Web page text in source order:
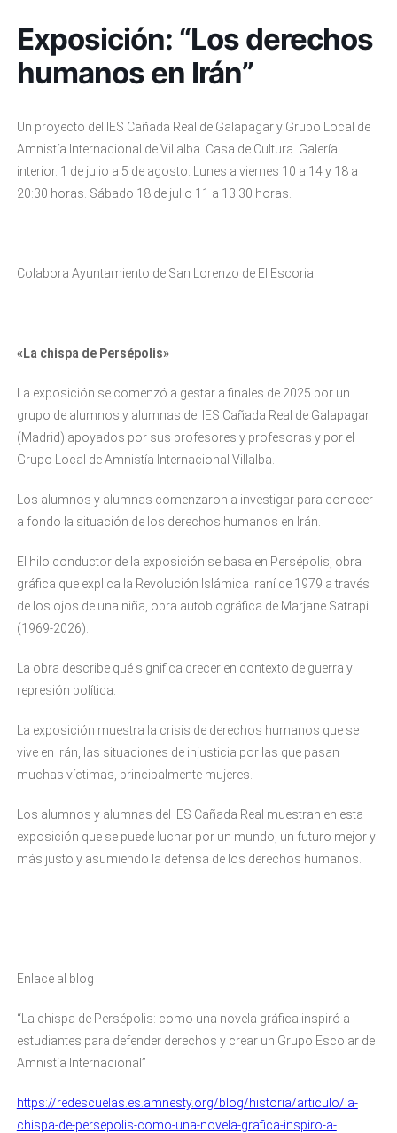
Exposición: “Los derechos
humanos en Irán”
Un proyecto del IES Cañada Real de Galapagar y Grupo Local de
Amnistía Internacional de Villalba. Casa de Cultura. Galería
interior. 1 de julio a 5 de agosto. Lunes a viernes 10 a 14 y 18 a
20:30 horas. Sábado 18 de julio 11 a 13:30 horas.
Colabora Ayuntamiento de San Lorenzo de El Escorial
«La chispa de Persépolis»
La exposición se comenzó a gestar a finales de 2025 por un
grupo de alumnos y alumnas del IES Cañada Real de Galapagar
(Madrid) apoyados por sus profesores y profesoras y por el
Grupo Local de Amnistía Internacional Villalba.
Los alumnos y alumnas comenzaron a investigar para conocer
a fondo la situación de los derechos humanos en Irán.
El hilo conductor de la exposición se basa en Persépolis, obra
gráfica que explica la Revolución Islámica iraní de 1979 a través
de los ojos de una niña, obra autobiográfica de Marjane Satrapi
(1969-2026).
La obra describe qué significa crecer en contexto de guerra y
represión política.
La exposición muestra la crisis de derechos humanos que se
vive en Irán, las situaciones de injusticia por las que pasan
muchas víctimas, principalmente mujeres.
Los alumnos y alumnas del IES Cañada Real muestran en esta
exposición que se puede luchar por un mundo, un futuro mejor y
más justo y asumiendo la defensa de los derechos humanos.
Enlace al blog
“La chispa de Persépolis: como una novela gráfica inspiró a
estudiantes para defender derechos y crear un Grupo Escolar de
Amnistía Internacional”
https://redescuelas.es.amnesty.org/blog/historia/articulo/la-
chispa-de-persepolis-como-una-novela-grafica-inspiro-a-